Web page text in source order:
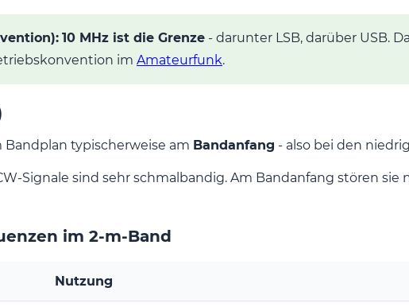
10 MHz ist die Grenze - darunter LSB, darüber USB.
im Amateurfunk.
Bandplan typischerweise am Bandanfang - also bei den
Signale sind sehr schmalbandig. Am Bandanfang stören
im 2-m-Band
Nutzung